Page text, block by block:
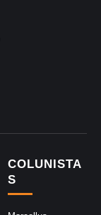
COLUNISTA
S